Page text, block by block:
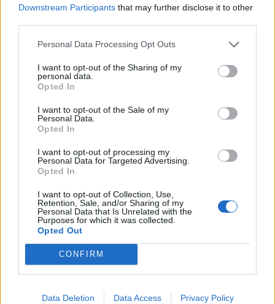
Downstream Participants that may further disclose it to other
Personal Data Processing Opt Outs
I want to opt-out of the Sharing of my
personal data.
Opted In
I want to opt-out of the Sale of my
Personal Data.
Opted In
I want to opt-out of processing my
Personal Data for Targeted Advertising.
Opted In
I want to opt-out of Collection, Use,
Retention, Sale, and/or Sharing of my
Personal Data that Is Unrelated with the
Purposes for which it was collected.
Opted Out
CONFIRM
Data Deletion Data Access Privacy Policy
next time I comment.
Notify me of follow-up comments by email.
Notify me of new posts by email.